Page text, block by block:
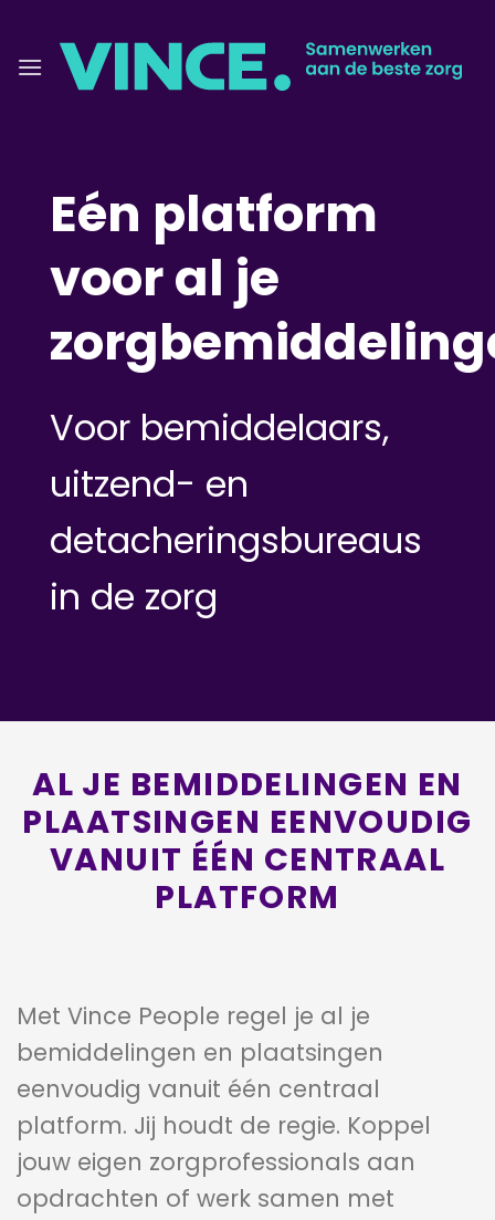
inhoud
Eén platform
voor al je
Voor bemiddelaars,
uitzend- en
detacheringsbureaus
in de zorg
AL JE BEMIDDELINGEN EN
PLAATSINGEN EENVOUDIG
VANUIT ÉÉN CENTRAAL
PLATFORM
Met Vince People regel je al je
bemiddelingen en plaatsingen
eenvoudig vanuit één centraal
platform. Jij houdt de regie. Koppel
jouw eigen zorgprofessionals aan
opdrachten of werk samen met